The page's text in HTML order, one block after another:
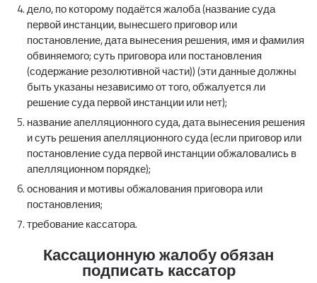
дело, по которому подаётся жалоба (название суда
первой инстанции, вынесшего приговор или
постановление, дата вынесения решения, имя и фамилия
обвиняемого; суть приговора или постановления
(содержание резолютивной части)) (эти данные должны
быть указаны независимо от того, обжалуется ли
решение суда первой инстанции или нет);
название апелляционного суда, дата вынесения решения
и суть решения апелляционного суда (если приговор или
постановление суда первой инстанции обжаловались в
апелляционном порядке);
основания и мотивы обжалования приговора или
постановления;
требование кассатора.
Кассационную жалобу обязан
подписать кассатор